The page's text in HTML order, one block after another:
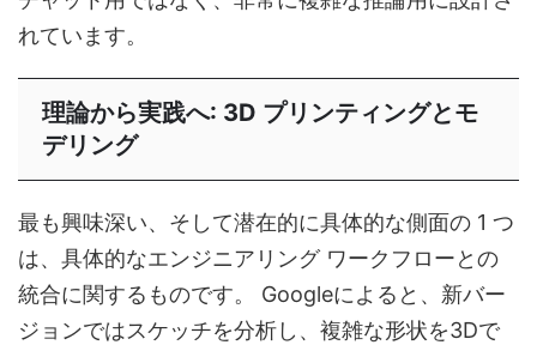
れています。
理論から実践へ: 3D プリンティングとモ
デリング
最も興味深い、そして潜在的に具体的な側面の 1 つ
は、具体的なエンジニアリング ワークフローとの
統合に関するものです。 Googleによると、新バー
ジョンではスケッチを分析し、複雑な形状を3Dで